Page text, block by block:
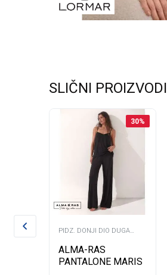
SLIČNI PROIZVODI
30%
PIDZ. DONJI DIO DUGA
NOGAVICA
ALMA-RAS
PANTALONE MARIS